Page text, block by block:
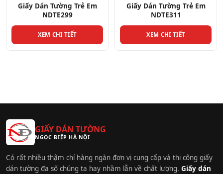
Giấy Dán Tường Trẻ Em
NDTE311
XEM CHI TIẾT
Giấy Dán Tường Trẻ Em
NDTE303
XEM CHI TIẾT
GIẤY DÁN TƯỜNG
NGỌC ĐIỆP HÀ NỘI
Có rất nhiều thậm chí hàng ngàn đơn vị cung cấp và thi công giấy
dán tường đa số chúng ta hay nhầm lẫn về chất lượng. Giấy dán